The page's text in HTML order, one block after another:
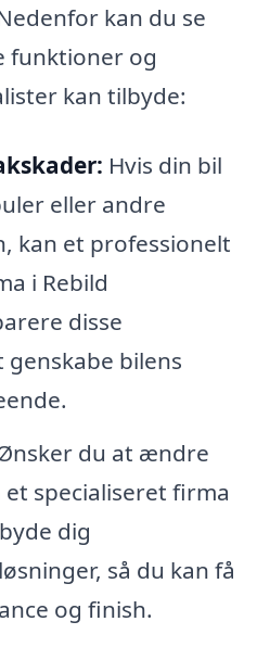
kan du se
funktioner og
kan tilbyde:
Hvis din bil
eller andre
kan et professionelt
i Rebild
disse
bilens
du at ændre
specialiseret firma
dig
så du kan få
og finish.